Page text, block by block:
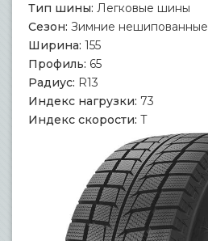
Тип шины: Легковые шины
Сезон: Зимние нешипованные
Ширина: 155
Профиль: 65
Радиус: R13
Индекс нагрузки: 73
Индекс скорости: T